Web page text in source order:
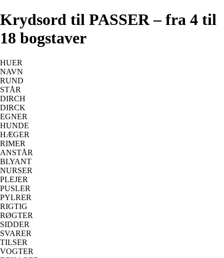
Krydsord til PASSER – fra 4 til
18 bogstaver
HUER
NAVN
RUND
STÅR
DIRCH
DIRCK
EGNER
HUNDE
HÆGER
RIMER
ANSTÅR
BLYANT
NURSER
PLEJER
PUSLER
PYLRER
RIGTIG
RØGTER
SIDDER
SVARER
TILSER
VOGTER